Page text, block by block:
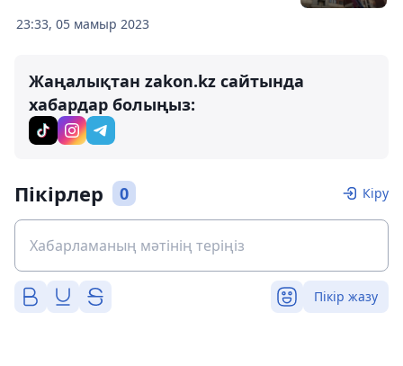
23:33, 05 мамыр 2023
Жаңалықтан zakon.kz сайтында
хабардар болыңыз:
Пікірлер 0 Кіру
Пікір жазу